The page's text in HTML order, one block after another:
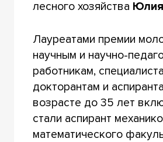
лесного хозяйства
Лауреатами премии
научным и научно-
работникам,
докторантам и
возрасте до 35 лет
стали аспирант
математического